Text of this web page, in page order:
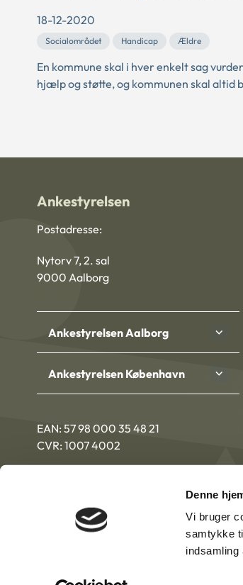
Denne
Vi bruger
samtykke
18-12-2020
Socialområdet Handicap Ældre
En kommune skal i hver enkelt sag
hjælp og støtte, og kommunen skal altid
Ankestyrelsen
Postadresse:
Nytorv 7, 2. sal
9000 Aalborg
Ankestyrelsen Aalborg
Ankestyrelsen København
EAN: 57 98 000 35 48 21
CVR: 1007 4002